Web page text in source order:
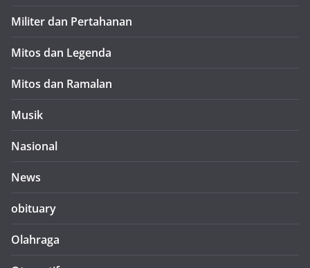
Militer dan Pertahanan
Mitos dan Legenda
Mitos dan Ramalan
Musik
Nasional
News
obituary
Olahraga